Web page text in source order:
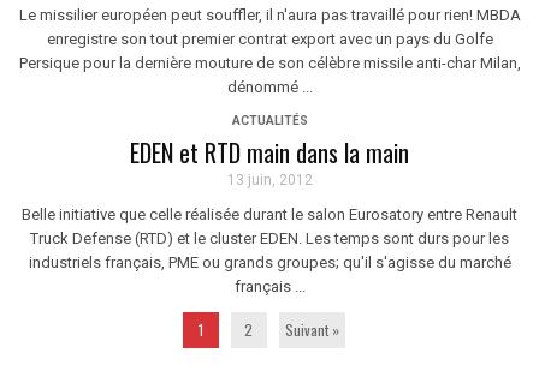
Le missilier européen peut souffler, il n'aura pas travaillé pour rien! MBDA
enregistre son tout premier contrat export avec un pays du Golfe
Persique pour la dernière mouture de son célèbre missile anti-char Milan,
dénommé ...
ACTUALITÉS
EDEN et RTD main dans la main
13 juin, 2012
Belle initiative que celle réalisée durant le salon Eurosatory entre Renault
Truck Defense (RTD) et le cluster EDEN. Les temps sont durs pour les
industriels français, PME ou grands groupes; qu'il s'agisse du marché
français ...
1 2 Suivant »